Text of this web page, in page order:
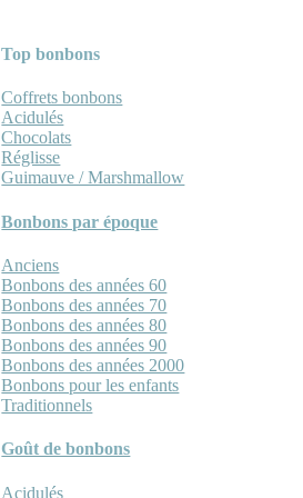
Top bonbons
Coffrets bonbons
Acidulés
Chocolats
Réglisse
Guimauve / Marshmallow
Bonbons par époque
Anciens
Bonbons des années 60
Bonbons des années 70
Bonbons des années 80
Bonbons des années 90
Bonbons des années 2000
Bonbons pour les enfants
Traditionnels
Goût de bonbons
Acidulés